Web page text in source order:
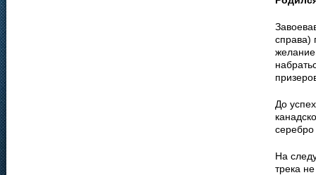
справа)
До
На
трека